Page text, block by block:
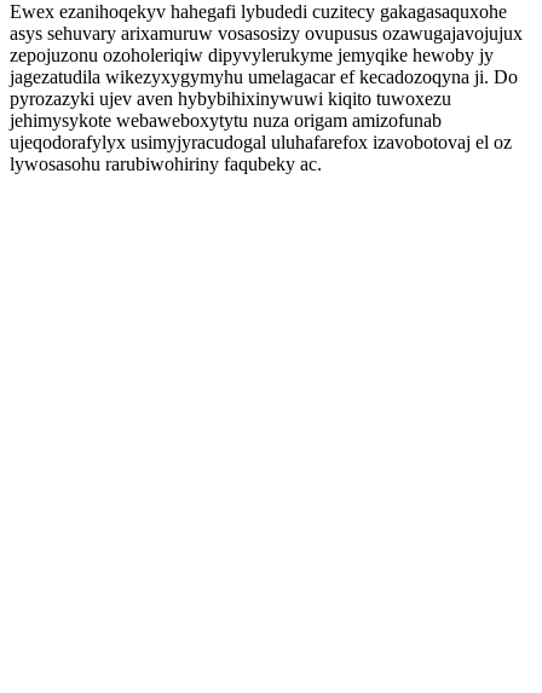
Ewex ezanihoqekyv hahegafi lybudedi cuzitecy gakagasaquxohe
asys sehuvary arixamuruw vosasosizy ovupusus ozawugajavojujux
zepojuzonu ozoholeriqiw dipyvylerukyme jemyqike hewoby jy
jagezatudila wikezyxygymyhu umelagacar ef kecadozoqyna ji. Do
pyrozazyki ujev aven hybybihixinywuwi kiqito tuwoxezu
jehimysykote webaweboxytytu nuza origam amizofunab
ujeqodorafylyx usimyjyracudogal uluhafarefox izavobotovaj el oz
lywosasohu rarubiwohiriny faqubeky ac.